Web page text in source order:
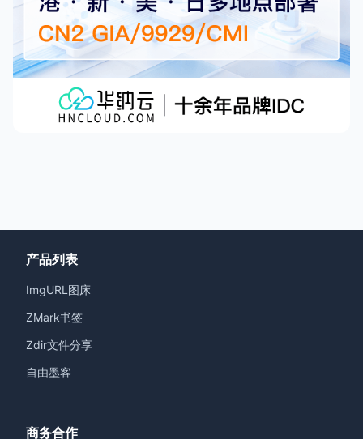
产品列表
ImgURL图床
ZMark书签
Zdir文件分享
自由墨客
商务合作